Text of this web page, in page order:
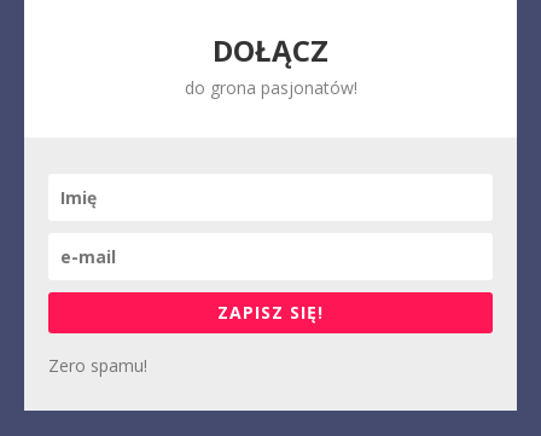
DOŁĄCZ
do grona pasjonatów!
ZAPISZ SIĘ!
Zero spamu!